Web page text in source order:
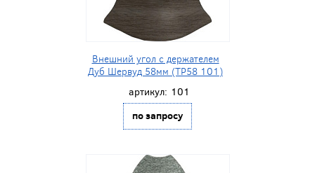
Внешний угол с держателем
Дуб Шервуд 58мм (ТР58 101)
артикул: 101
по запросу